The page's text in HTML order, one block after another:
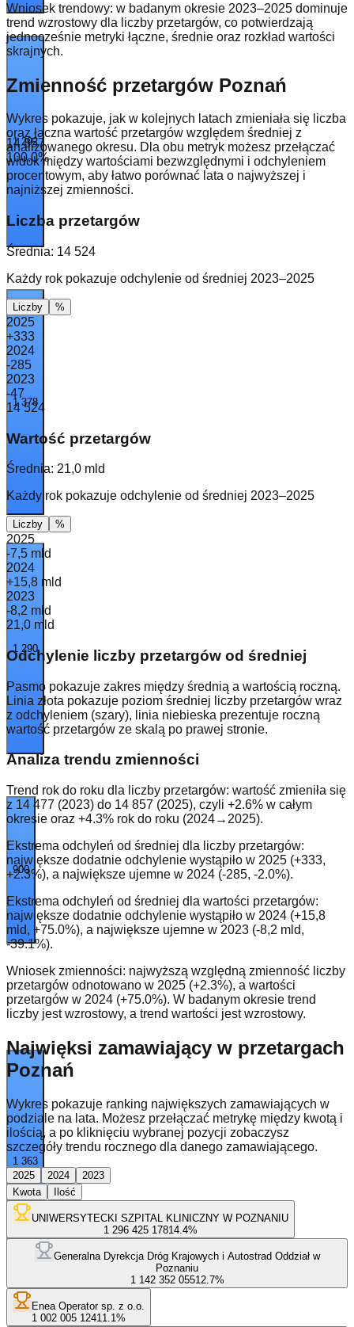
1 292
1 378
1 290
900
1 363
14 857
100.0%
Wniosek trendowy: w badanym okresie 2023–2025 dominuje
trend wzrostowy dla liczby przetargów, co potwierdzają
jednocześnie metryki łączne, średnie oraz rozkład wartości
skrajnych.
Zmienność przetargów Poznań
Wykres pokazuje, jak w kolejnych latach zmieniała się liczba
oraz łączna wartość przetargów względem średniej z
analizowanego okresu. Dla obu metryk możesz przełączać
widok między wartościami bezwzględnymi i odchyleniem
procentowym, aby łatwo porównać lata o najwyższej i
najniższej zmienności.
Liczba przetargów
Średnia: 14 524
Każdy rok pokazuje odchylenie od średniej 2023–2025
Liczby %
2025
+333
2024
-285
2023
-47
14 524
Wartość przetargów
Średnia: 21,0 mld
Każdy rok pokazuje odchylenie od średniej 2023–2025
Liczby %
2025
-7,5 mld
2024
+15,8 mld
2023
-8,2 mld
21,0 mld
Odchylenie liczby przetargów od średniej
Pasmo pokazuje zakres między średnią a wartością roczną.
Linia złota pokazuje poziom średniej liczby przetargów wraz
z odchyleniem (szary), linia niebieska prezentuje roczną
wartość przetargów ze skalą po prawej stronie.
Analiza trendu zmienności
Trend rok do roku dla liczby przetargów: wartość zmieniła się
z 14 477 (2023) do 14 857 (2025), czyli +2.6% w całym
okresie oraz +4.3% rok do roku (2024→2025).
Ekstrema odchyleń od średniej dla liczby przetargów:
największe dodatnie odchylenie wystąpiło w 2025 (+333,
+2.3%), a największe ujemne w 2024 (-285, -2.0%).
Ekstrema odchyleń od średniej dla wartości przetargów:
największe dodatnie odchylenie wystąpiło w 2024 (+15,8
mld, +75.0%), a największe ujemne w 2023 (-8,2 mld,
-39.1%).
Wniosek zmienności: najwyższą względną zmienność liczby
przetargów odnotowano w 2025 (+2.3%), a wartości
przetargów w 2024 (+75.0%). W badanym okresie trend
liczby jest wzrostowy, a trend wartości jest wzrostowy.
Najwięksi zamawiający w przetargach
Poznań
Wykres pokazuje ranking największych zamawiających w
podziale na lata. Możesz przełączać metrykę między kwotą i
ilością, a po kliknięciu wybranej pozycji zobaczysz
szczegóły trendu rocznego dla danego zamawiającego.
2025 2024
2023
Kwota
Ilość
UNIWERSYTECKI SZPITAL KLINICZNY W POZNANIU
1 296 425 17814.4%
Generalna Dyrekcja Dróg Krajowych i Autostrad Oddział w
Poznaniu
1 142 352 05512.7%
Enea Operator sp. z o.o.
1 002 005 12411.1 %